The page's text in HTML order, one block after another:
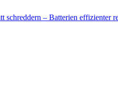
schreddern – Batterien effizienter